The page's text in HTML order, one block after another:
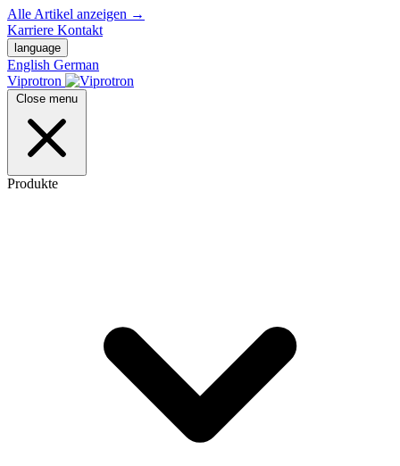
Alle Artikel anzeigen →
Karriere Kontakt
language
English German
Viprotron
Close menu
Produkte